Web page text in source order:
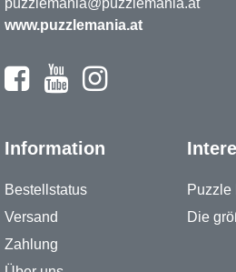
www.puzzlemania.at
Information
Bestellstatus
Versand
Zahlung
Puzzle
Die